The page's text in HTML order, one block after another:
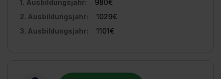
1. Ausbildungsjahr:
980€
2. Ausbildungsjahr:
1029€
3. Ausbildungsjahr:
1101€